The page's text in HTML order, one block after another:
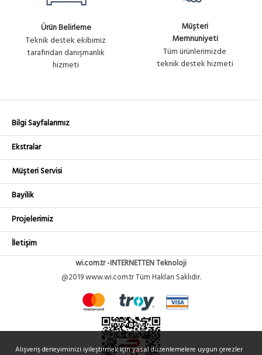
Ürün Belirleme
Teknik destek ekibimiz
tarafından danışmanlık
hizmeti
Müşteri
Memnuniyeti
Tüm ürünlerimizde
teknik destek hizmeti
Bilgi Sayfalarımız
Ekstralar
Müşteri Servisi
Bayilik
Projelerimiz
İletişim
wi.com.tr -INTERNETTEN Teknoloji
@2019 www.wi.com.tr Tüm Hakları Saklıdır.
Alışveriş deneyiminizi iyileştirmek için yasal düzenlemelere uygun çerezler